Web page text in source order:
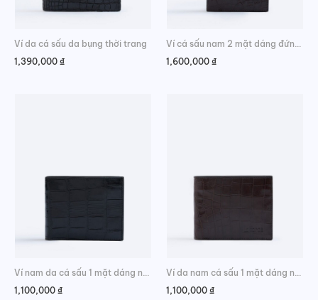
Ví da cá sấu da bụng thời trang
1,390,000 ₫
1,600,000 ₫
1,100,000 ₫
1,100,000 ₫